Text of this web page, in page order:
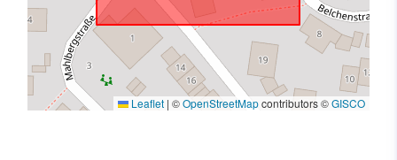
Leaflet | ©OpenStreetMapcontributors ©GISCO